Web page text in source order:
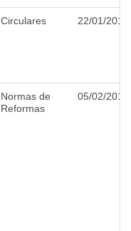
Circulares 22/01/2010
Normas de
Reformas
05/02/2013